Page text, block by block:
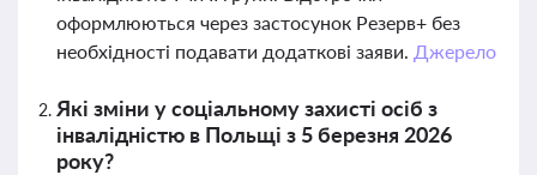
оформлюються через застосунок Резерв+ без
необхідності подавати додаткові заяви. Джерело
Які зміни у соціальному захисті осіб з
інвалідністю в Польщі з 5 березня 2026
року?